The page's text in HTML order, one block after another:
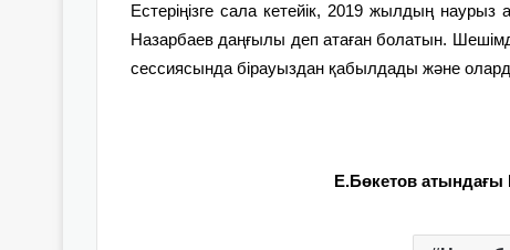
Естеріңізге сала кетейік, 2019 жылдың наурыз
Назарбаев даңғылы деп атаған болатын.
сессиясында бірауыздан қабылдады және
Е.Бөкетов атындағы